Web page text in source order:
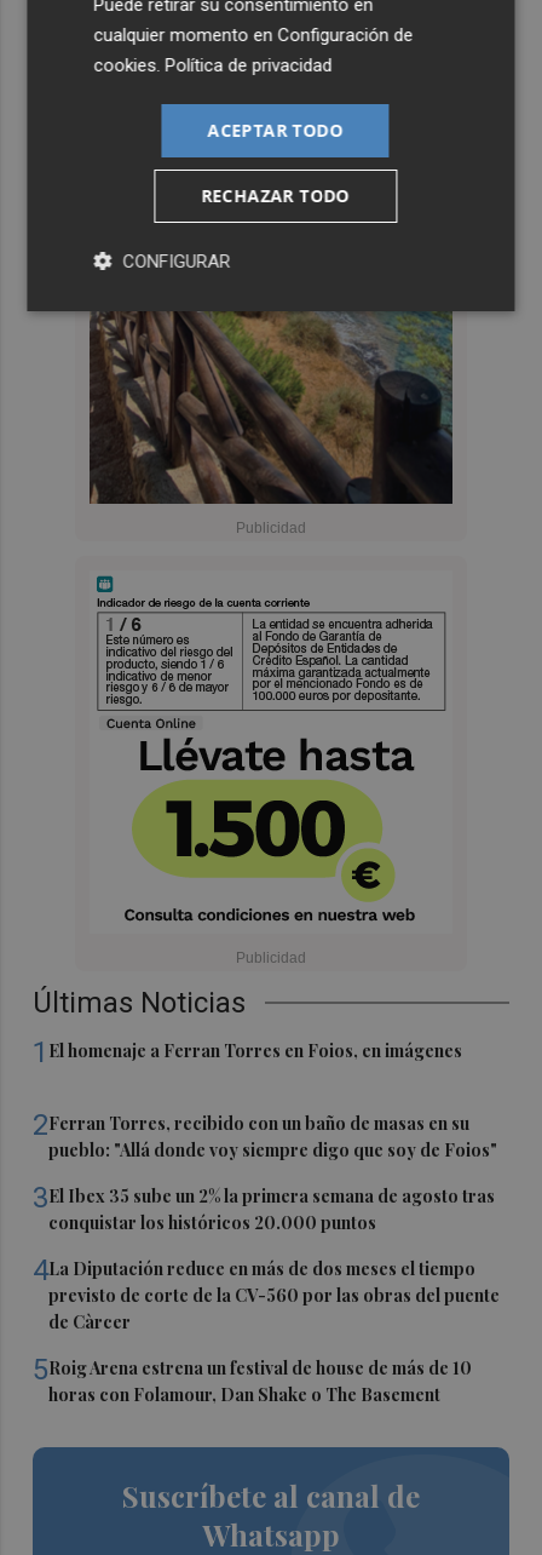
Últimas Noticias
1 El homenaje a Ferran Torres en Foios, en imágenes
2Ferran Torres, recibido con un baño de masas en su
pueblo: "Allá donde voy siempre digo que soy de Foios"
3El Ibex 35 sube un 2% la primera semana de agosto tras
conquistar los históricos 20.000 puntos
4La Diputación reduce en más de dos meses el tiempo
previsto de corte de la CV-560 por las obras del puente
de Càrcer
5Roig Arena estrena un festival de house de más de 10
horas con Folamour, Dan Shake o The Basement
Suscríbete al canal de
Whatsapp
Puede retirar su consentimiento en
cualquier momento enConfiguración de
cookies.Política de privacidad
ACEPTAR TODO
RECHAZAR TODO
CONFIGURAR